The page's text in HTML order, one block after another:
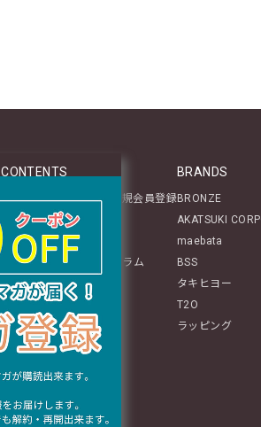
CONTENTS
マイページログイン／新規会員登録
About
レビュー投稿のご案内
mozアイテムに関するコラム
BRANDS
BRONZE
AKATSUKI
maebata
BSS
タキヒヨー
T2O
ラッピング